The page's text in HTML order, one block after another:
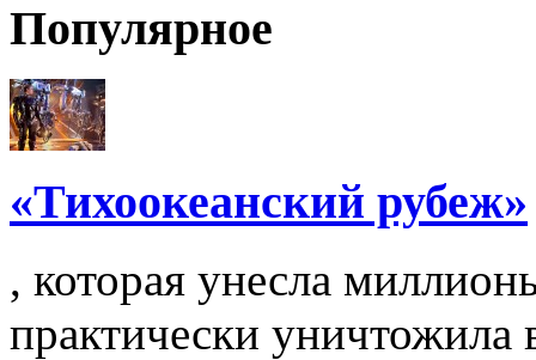
Популярное
«Тихоокеанский рубеж»
, которая унесла
практически уничтожила